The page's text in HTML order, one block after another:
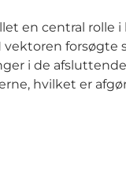
en central rolle i
vektoren forsøgte
i de
hvilket er